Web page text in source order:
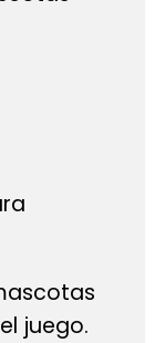
juego.